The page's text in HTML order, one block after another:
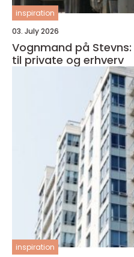
inspiration
03. July 2026
Vognmand på
til private og erhverv
inspiration